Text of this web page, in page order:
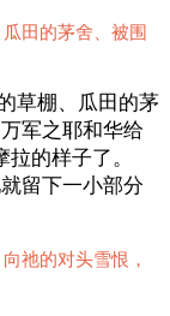
田的茅舍、被围
草棚、瓜田的茅
军之耶和华给
的样子了。
留下一小部分
祂的对头雪恨，